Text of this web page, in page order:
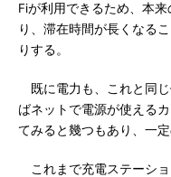
Fiが利用できるため、本
り、滞在時間が長くなる
りする。
既に電力も、これと同じ
ばネットで電源が使える
てみると幾つもあり、一
これまで充電ステーシ